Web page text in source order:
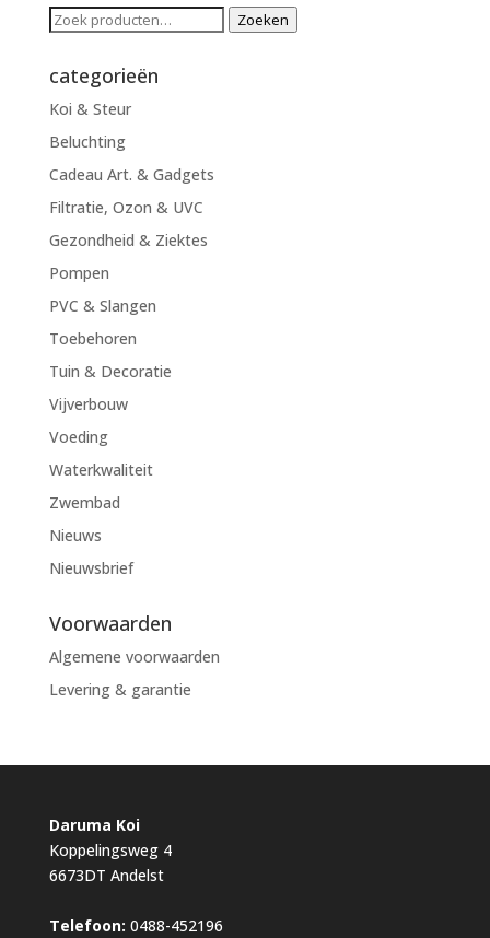
Zoeken
Zoeken
categorieën
Koi & Steur
Beluchting
Cadeau Art. & Gadgets
Filtratie, Ozon & UVC
Gezondheid & Ziektes
Pompen
PVC & Slangen
Toebehoren
Tuin & Decoratie
Vijverbouw
Voeding
Waterkwaliteit
Zwembad
Nieuws
Nieuwsbrief
Voorwaarden
Algemene voorwaarden
Levering & garantie
Daruma Koi
Koppelingsweg 4
6673DT Andelst
Telefoon: 0488-452196